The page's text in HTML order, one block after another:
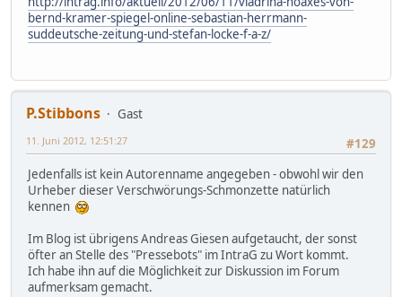
bernd-kramer-spiegel-online-sebastian-herrmann-
suddeutsche-zeitung-und-stefan-locke-f-a-z/
P.Stibbons
Gast
#129
11. Juni 2012, 12:51:27
Jedenfalls ist kein Autorenname angegeben - obwohl wir den
Urheber dieser Verschwörungs-Schmonzette natürlich
kennen
Im Blog ist übrigens Andreas Giesen aufgetaucht, der sonst
öfter an Stelle des "Pressebots" im IntraG zu Wort kommt.
Ich habe ihn auf die Möglichkeit zur Diskussion im Forum
aufmerksam gemacht.